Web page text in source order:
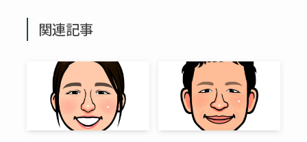
関連記事